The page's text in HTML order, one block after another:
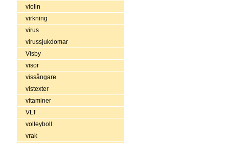
violin
virkning
virus
virussjukdomar
Visby
visor
vissångare
vistexter
vitaminer
VLT
volleyboll
vrak